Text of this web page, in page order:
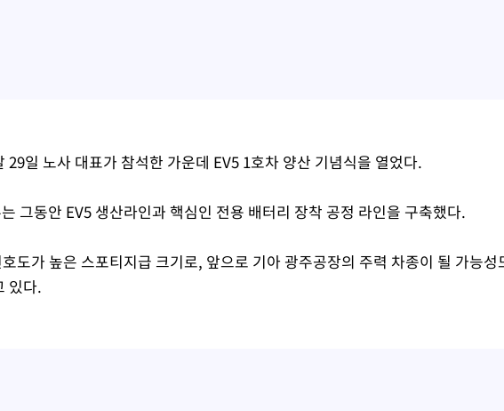
29일 노사 대표가 참석한 가운데 EV5 1호차 양산 기념식을 열었다.
그동안 EV5 생산라인과 핵심인 전용 배터리 장착 공정 라인을 구축했다.
도가 높은 스포티지급 크기로, 앞으로 기아 광주공장의 주력 차종이 될 가능성
있다.